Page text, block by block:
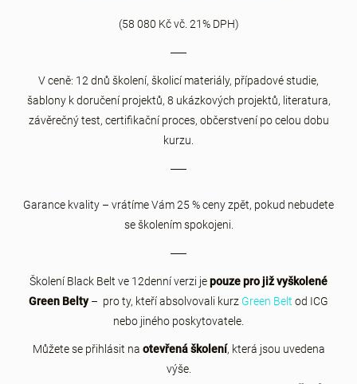
(58 080 Kč vč. 21% DPH)
V ceně: 12 dnů školení, školicí materiály, případové studie,
šablony k doručení projektů, 8 ukázkových projektů, literatura,
závěrečný test, certifikační proces, občerstvení po celou dobu
kurzu.
Garance kvality – vrátíme Vám 25 % ceny zpět, pokud nebudete
se školením spokojeni.
Školení Black Belt ve 12denní verzi jepouze pro již vyškolené
Green Belty– pro ty, kteří absolvovali kurz Green Belt od ICG
nebo jiného poskytovatele.
Můžete se přihlásit na otevřená školení, která jsou uvedena
výše.